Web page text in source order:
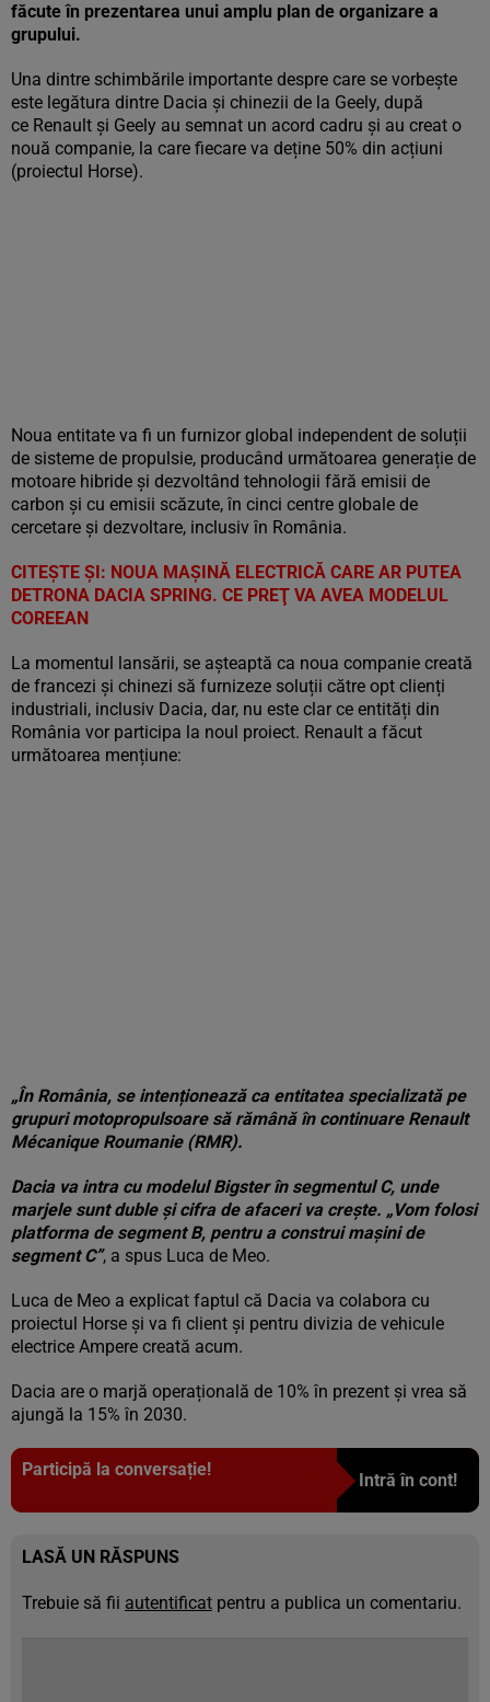
făcute în prezentarea unui amplu plan de organizare a
grupului.
Una dintre schimbările importante despre care se vorbește
este legătura dintre Dacia și chinezii de la Geely, după
ce Renault și Geely au semnat un acord cadru și au creat o
nouă companie, la care fiecare va deține 50% din acțiuni
(proiectul Horse).
Noua entitate va fi un furnizor global independent de soluții
de sisteme de propulsie, producând următoarea generație de
motoare hibride și dezvoltând tehnologii fără emisii de
carbon și cu emisii scăzute, în cinci centre globale de
cercetare și dezvoltare, inclusiv în România.
CITEȘTE ȘI: NOUA MAȘINĂ ELECTRICĂ CARE AR PUTEA
DETRONA DACIA SPRING. CE PREŢ VA AVEA MODELUL
COREEAN
La momentul lansării, se așteaptă ca noua companie creată
de francezi și chinezi să furnizeze soluții către opt clienți
industriali, inclusiv Dacia, dar, nu este clar ce entități din
România vor participa la noul proiect. Renault a făcut
următoarea mențiune:
„În România, se intenționează ca entitatea specializată pe
grupuri motopropulsoare să rămână în continuare Renault
Mécanique Roumanie (RMR).
Dacia va intra cu modelul Bigster în segmentul C, unde
marjele sunt duble și cifra de afaceri va crește. „Vom folosi
platforma de segment B, pentru a construi mașini de
segment C”, a spus Luca de Meo.
Luca de Meo a explicat faptul că Dacia va colabora cu
proiectul Horse și va fi client și pentru divizia de vehicule
electrice Ampere creată acum.
Dacia are o marjă operațională de 10% în prezent și vrea să
ajungă la 15% în 2030.
Participă la conversație!
Intră în cont!
LASĂ UN RĂSPUNS
Trebuie să fii autentificat pentru a publica un comentariu.